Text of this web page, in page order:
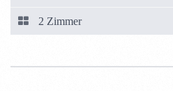
2 Zimmer